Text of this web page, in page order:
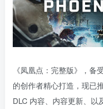
《凤凰点：完整版》，备
的创作者精心打造，现已
DLC 内容、内容更新、以